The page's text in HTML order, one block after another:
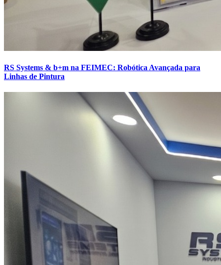
RS Systems & b+m na FEIMEC: Robótica Avançada para
Linhas de Pintura